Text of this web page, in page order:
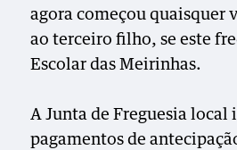
agora começou quaisquer
ao terceiro filho, se este
Escolar das Meirinhas.
A Junta de Freguesia local
pagamentos de